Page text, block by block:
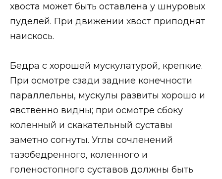
хвоста может быть оставлена у шнуровых
пуделей. При движении хвост приподнят
наискось.
Бедра с хорошей мускулатурой, крепкие.
При осмотре сзади задние конечности
параллельны, мускулы развиты хорошо и
явственно видны; при осмотре сбоку
коленный и скакательный суставы
заметно согнуты. Углы сочленений
тазобедренного, коленного и
голеностопного суставов должны быть